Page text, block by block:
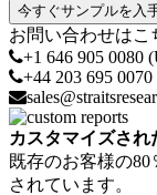
今すぐサンプルを入
お問い合わせはこ
+1 646 905 0080
+44 203 695
カスタマイズされ
既存のお客様の
されています。